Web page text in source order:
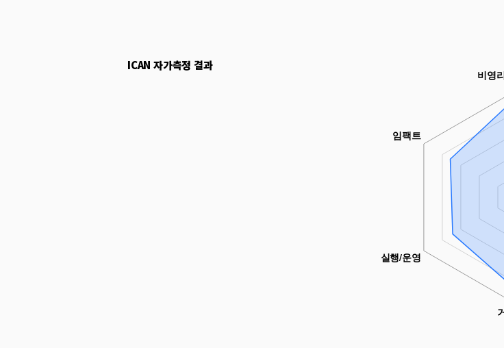
ICAN 자가측정 결과